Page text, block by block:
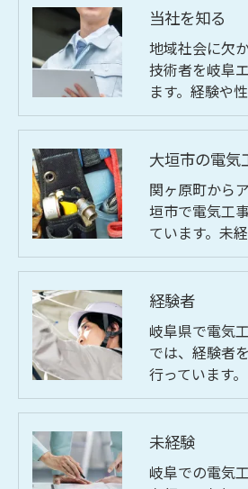
す。
個人情報の開示･訂正･削除・利
きにつきましては、お電話でお
当社を知る
地域社会に欠
技術者を岐阜
ます。経験や
大垣市の電気
関ヶ原町から
垣市で電気工
ています。未
経験者
岐阜県で電気
では、経験者
行っています
未経験
岐阜での電気